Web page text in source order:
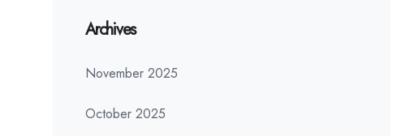
Archives
November 2025
October 2025